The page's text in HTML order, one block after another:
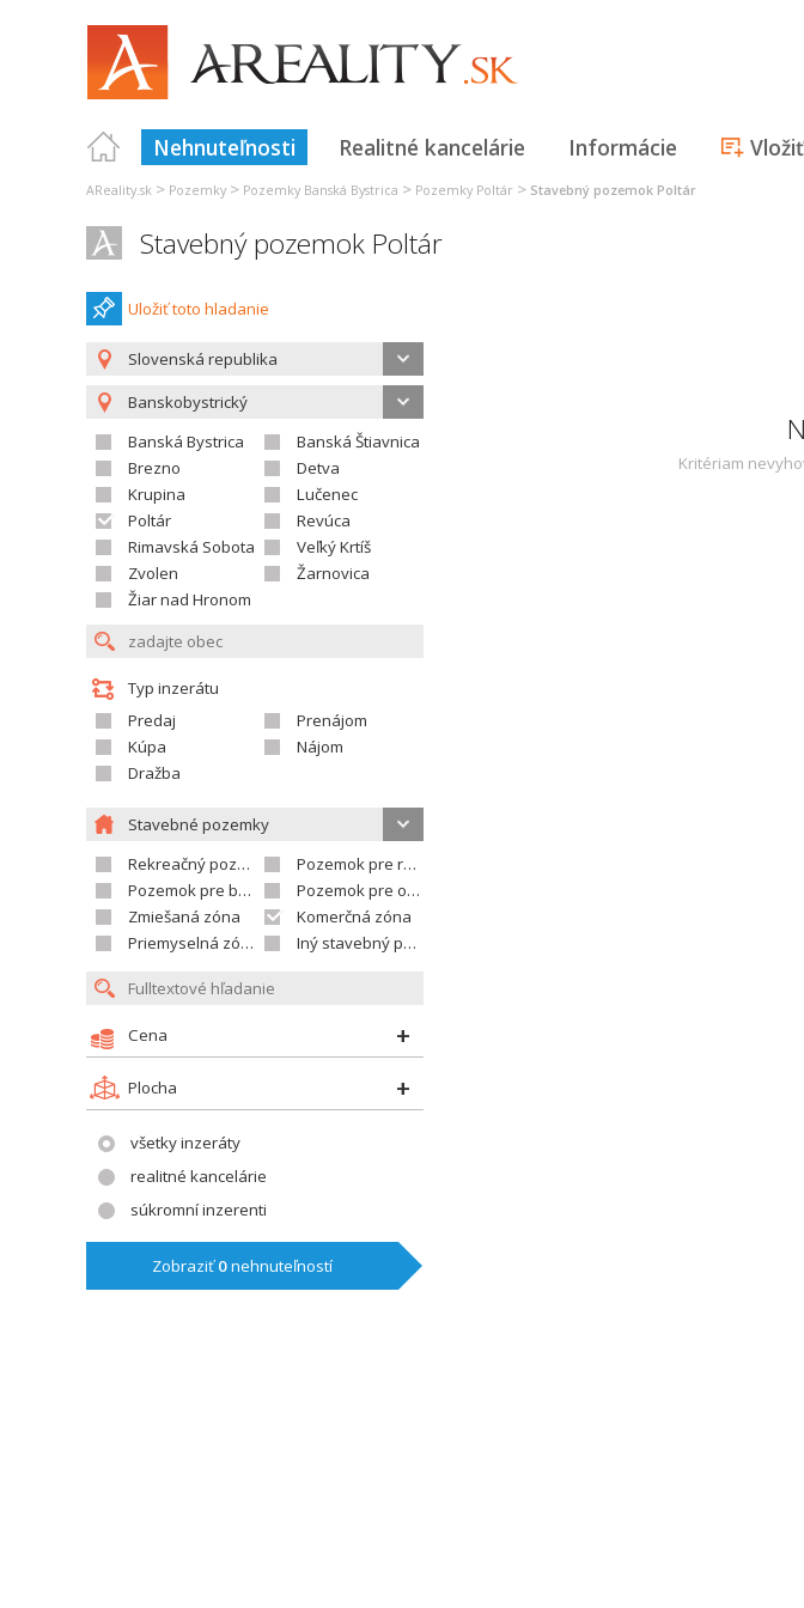
Nehnuteľnosti Realitné kancelárie Informácie
AReality.sk > Pozemky > Pozemky Banská Bystrica > Pozemky Poltár > Stavebný pozemok Poltár
Stavebný pozemok Poltár
Uložiť toto hladanie
Slovenská republika
Banskobystrický
Banská Bystrica
Banská Štiavnica
Brezno
Detva
Krupina
Lučenec
Poltár
Revúca
Rimavská Sobota
Veľký Krtíš
Zvolen
Žarnovica
Žiar nad Hronom
Typ inzerátu
Predaj
Prenájom
Kúpa
Nájom
Dražba
Stavebné pozemky
Rekreačný pozemok
Pozemok pre rodinné domy
Pozemok pre bytovú výstavbu
Pozemok pre občian.vybavenosť
Zmiešaná zóna
Komerčná zóna
Priemyselná zóna
Iný stavebný pozemok
Cena
Plocha
všetky inzeráty
realitné kancelárie
súkromní inzerenti
Zobraziť0nehnuteľností
Kritériam